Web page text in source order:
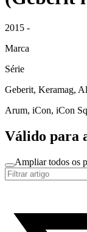
2015 -
Marca
Série
Geberit, Keramag,
Arum, iCon, iCon
Válido para
Ampliar todos os